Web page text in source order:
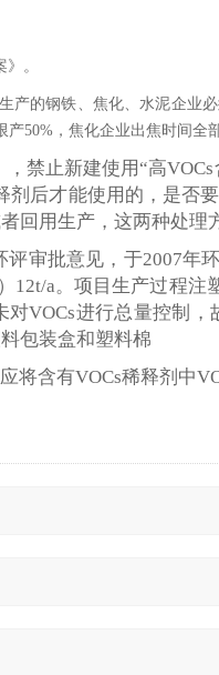
。
的钢铁、焦化、水泥企业
50%，焦化企业出焦时间全
禁止新建使用“高
后才能使用的，是否
回用生产，这两种处理
审批意见，于2007年
a。项目生产过程注
VOCs进行总量控制
包装盒和塑料棉
含有VOCs稀释剂中